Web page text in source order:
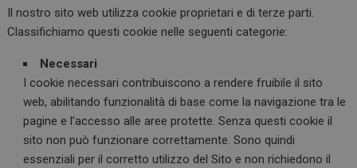
Il nostro sito web utilizza cookie proprietari e di terze parti.
Classifichiamo questi cookie nelle seguenti categorie:
Necessari
I cookie necessari contribuiscono a rendere fruibile il sito
web, abilitando funzionalità di base come la navigazione tra le
pagine e l’accesso alle aree protette. Senza questi cookie il
sito non può funzionare correttamente. Sono quindi
essenziali per il corretto utilizzo del Sito e non richiedono il